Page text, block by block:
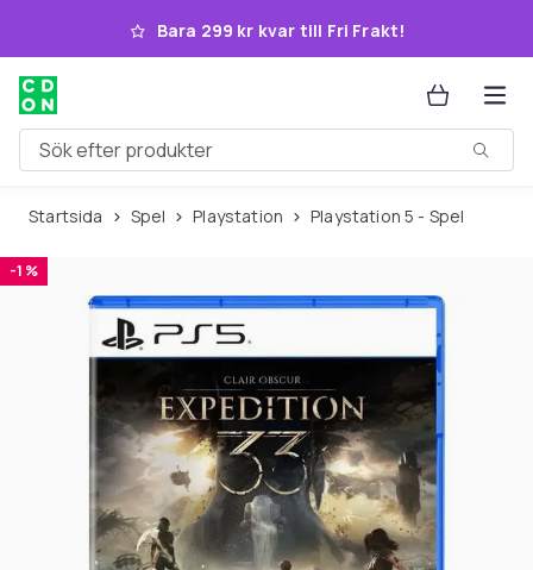
Hoppa till huvudinnehållet
Bara 299 kr kvar till Fri Frakt!
Sök efter produkter
Startsida Spel Playstation Playstation 5 - Spel
-1 %